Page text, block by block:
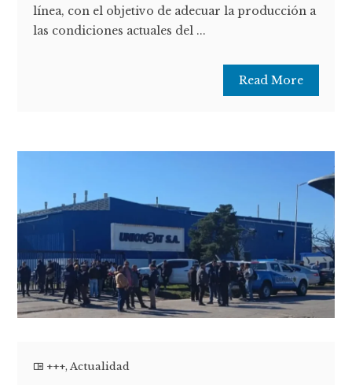
línea, con el objetivo de adecuar la producción a
las condiciones actuales del ...
Read More
+++,Actualidad